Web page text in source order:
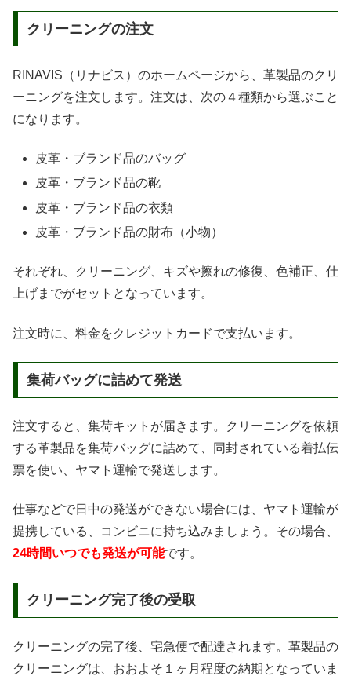
クリーニングの注文
RINAVIS（リナビス）のホームページから、革製品のクリ
ーニングを注文します。注文は、次の４種類から選ぶこと
になります。
皮革・ブランド品のバッグ
皮革・ブランド品の靴
皮革・ブランド品の衣類
皮革・ブランド品の財布（小物）
それぞれ、クリーニング、キズや擦れの修復、色補正、仕
上げまでがセットとなっています。
注文時に、料金をクレジットカードで支払います。
集荷バッグに詰めて発送
注文すると、集荷キットが届きます。クリーニングを依頼
する革製品を集荷バッグに詰めて、同封されている着払伝
票を使い、ヤマト運輸で発送します。
仕事などで日中の発送ができない場合には、ヤマト運輸が
提携している、コンビニに持ち込みましょう。その場合、
24時間いつでも発送が可能です。
クリーニング完了後の受取
クリーニングの完了後、宅急便で配達されます。革製品の
クリーニングは、おおよそ１ヶ月程度の納期となっていま